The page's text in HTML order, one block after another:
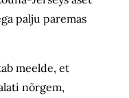
palju paremas
meelde, et
nõrgem,